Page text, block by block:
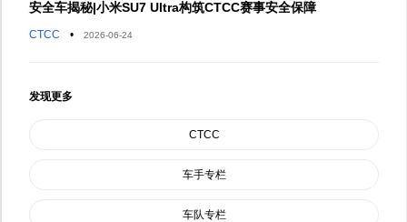
安全车揭秘|小米SU7 Ultra构筑CTCC赛事安全保障
CTCC • 2026-06-24
发现更多
CTCC
车手专栏
车队专栏